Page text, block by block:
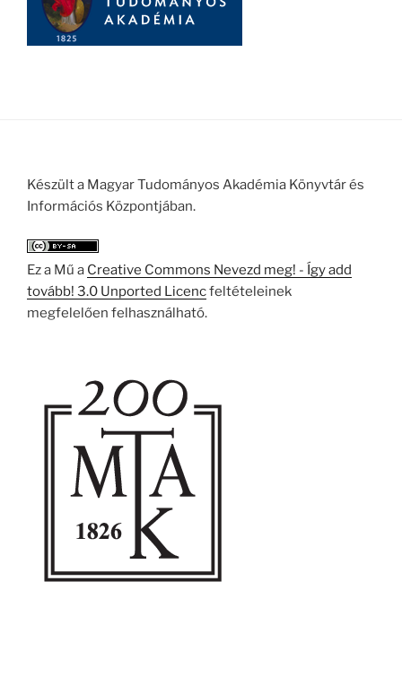
Készült a Magyar Tudományos Akadémia Könyvtár és
Információs Központjában.
Ez a Mű a Creative Commons Nevezd meg! - Így add
tovább! 3.0 Unported Licencfeltételeinek
megfelelően felhasználható.